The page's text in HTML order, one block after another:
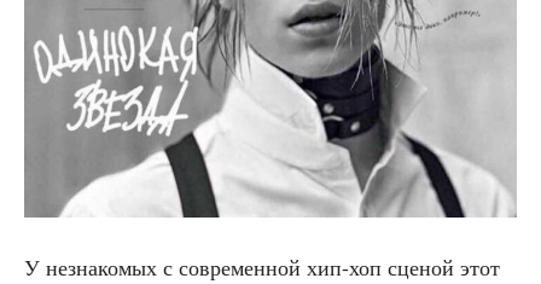
У незна­ко­мых с совре­мен­ной хип-хоп сце­ной этот